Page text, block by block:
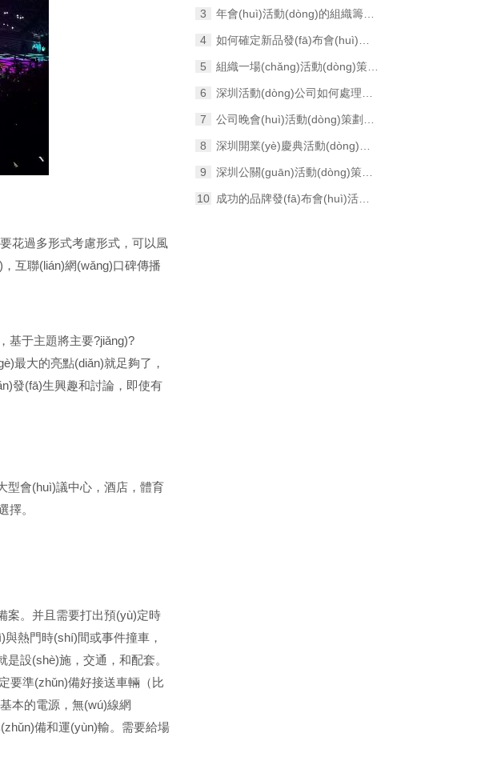
花過多形式考慮形式，可以風
，互聯(lián)網(wǎng)口碑傳播
，基于主題將主要?jiǎng)?
的亮點(diǎn)就足夠了，
(fā)生興趣和討論，即使有
(huì)議中心，酒店，體育
。
，備案。并且需要打出預(yù)定時
熱門時(shí)間或事件撞車，
(shè)施，交通，和配套。
要準(zhǔn)備好接送車輛（比
本的電源，無(wú)線網
(zhǔn)備和運(yùn)輸。需要給場
年會(huì)活動(dòng)的組織籌備工作如何做？
如何確定新品發(fā)布會(huì)活動(dòng)的日期？
組織一場(chǎng)活動(dòng)策劃，需要經(jīng)歷哪些過程？
深圳活動(dòng)公司如何處理活動(dòng)中的突發(fā)事件？
公司晚會(huì)活動(dòng)策劃前后期的準(zhǔn)備工作
深圳開業(yè)慶典活動(dòng)如何選擇活動(dòng)主持人？
深圳公關(guān)活動(dòng)策劃與執(zhí)行的基本常識(shí)
成功的品牌發(fā)布會(huì)活動(dòng)能為企業(yè)帶來哪些收益？